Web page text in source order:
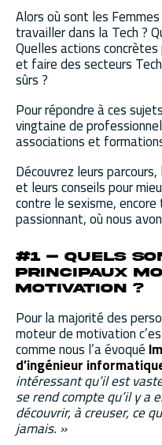
Alors où sont les
travailler dans la Tech ?
Quelles actions
et faire des secteurs
sûrs ?
Pour répondre à ces
vingtaine de
associations et
Découvrez leurs
et leurs conseils pour
contre le sexisme,
passionnant, où nous
#1 – Quels
principaux
motivation ?
Pour la majorité des
moteur de motivation
comme nous l’a évoqué
d’ingénieur
intéressant qu’il est
se rend compte qu’il y a
découvrir, à creuser, ce
jamais. »